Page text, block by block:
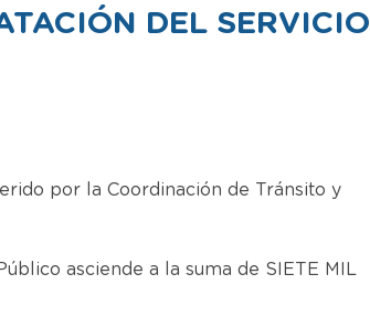
DEL SERVICIO
por la Coordinación de Tránsito y
asciende a la suma de SIETE MIL